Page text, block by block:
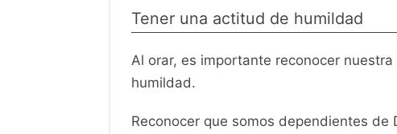
Tener una actitud de humildad
Al orar, es importante reconocer
humildad.
Reconocer que somos dependientes